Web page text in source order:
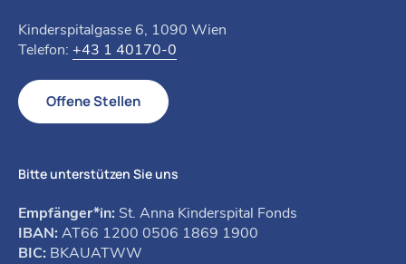
Kinderspitalgasse 6, 1090 Wien
Telefon: +43 1 40170-0
Offene Stellen
Bitte unterstützen Sie uns
Empfänger*in: St. Anna Kinderspital Fonds
IBAN: AT66 1200 0506 1869 1900
BIC: BKAUATWW